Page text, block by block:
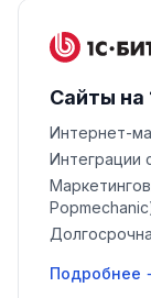
Сайты на
Интернет-
Интеграции
Подробнее